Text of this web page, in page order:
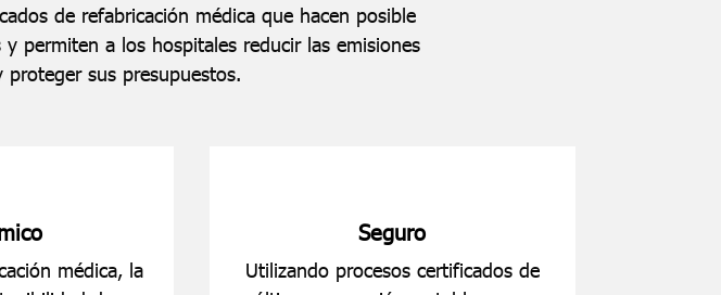
de refabricación médica que hacen posible
permiten a los hospitales reducir las emisiones
sus presupuestos.
médica, la
Seguro
Utilizando procesos certificados de